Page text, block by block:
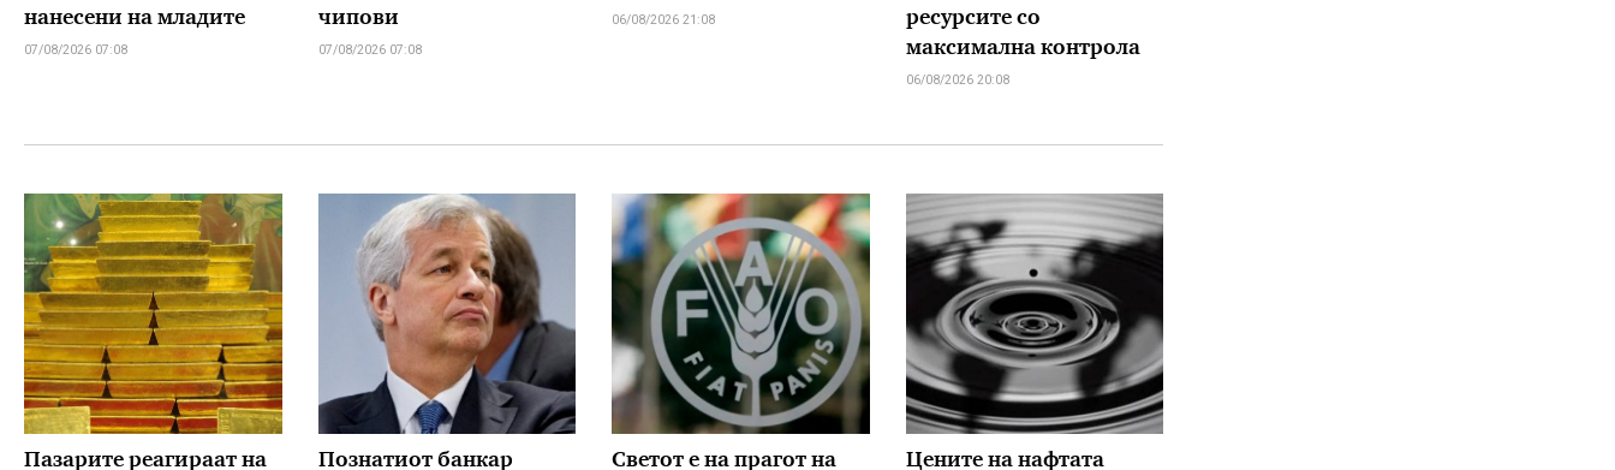
нанесени на младите
07/08/2026 07:08
чипови
07/08/2026 07:08
06/08/2026 21:08
ресурсите со
максимална контрола
06/08/2026 20:08
Пазарите реагираат на Познатиот банкар Светот е на прагот на Цените на нафтата